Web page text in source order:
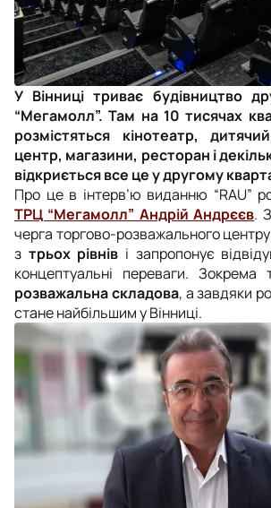
У Вінниці триває будівництво
“Мегамолл”. Там на 10 тисячах
розмістяться кінотеатр,
центр, магазини, ресторан і
відкриється все це у другому
Про це в інтерв’ю виданню “RAU”
ТРЦ “Мегамолл” Андрій Андрєєв.
черга торгово-розважального
з трьох рівнів і запропонує
концептуальні переваги. Зокрема
розважальна складова, а завдяки
стане найбільшим у Вінниці.